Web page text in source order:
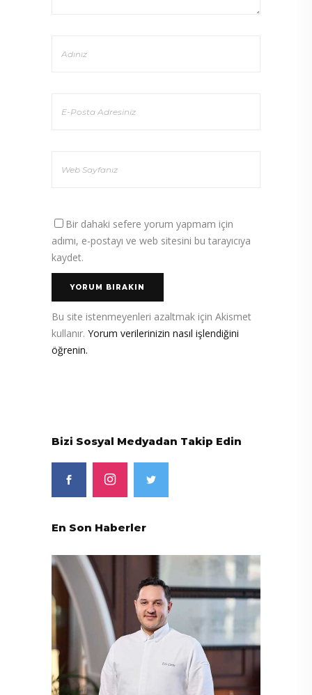
Bir dahaki sefere yorum yapmam için
adımı, e-postayı ve web sitesini bu tarayıcıya
kaydet.
Bu site istenmeyenleri azaltmak için Akismet
kullanır. Yorum verilerinizin nasıl işlendiğini
öğrenin.
Bizi Sosyal Medyadan Takip Edin
En Son Haberler